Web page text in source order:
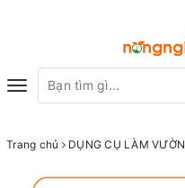
Toggle
Trang chủ DỤNG CỤ LÀM VƯỜN